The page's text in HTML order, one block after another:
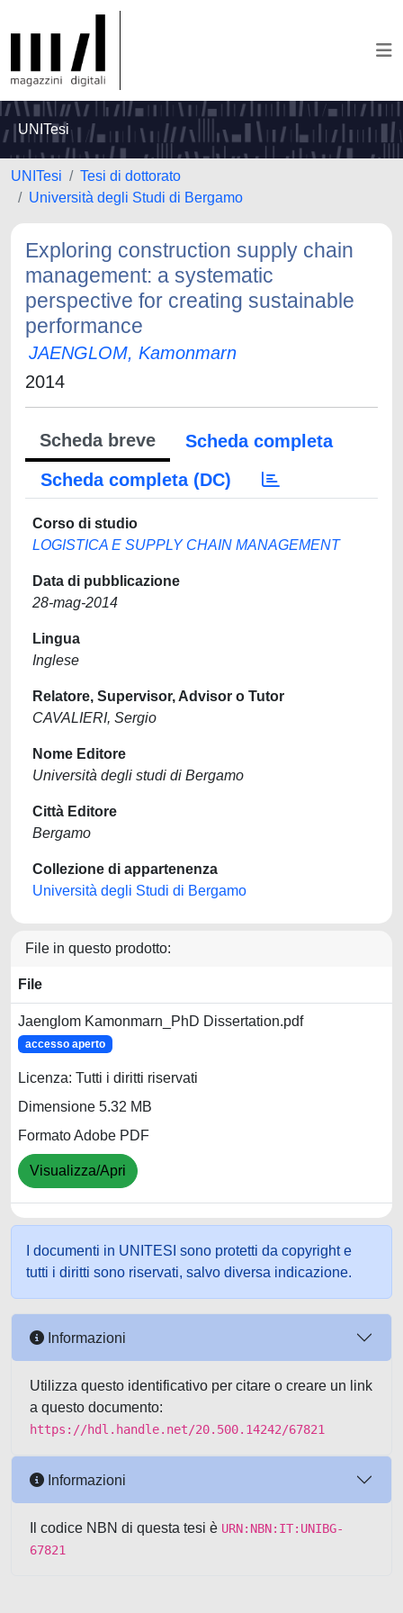
UNITesi
UNITesi
Tesi di dottorato
Università degli Studi di Bergamo
Exploring construction supply chain
management: a systematic
perspective for creating sustainable
performance
JAENGLOM, Kamonmarn
2014
Scheda breve
Scheda completa
Scheda completa (DC)
Corso di studio
LOGISTICA E SUPPLY CHAIN MANAGEMENT
Data di pubblicazione
28-mag-2014
Lingua
Inglese
Relatore, Supervisor, Advisor o Tutor
CAVALIERI, Sergio
Nome Editore
Università degli studi di Bergamo
Città Editore
Bergamo
Collezione di appartenenza
Università degli Studi di Bergamo
File in questo prodotto:
File
Jaenglom Kamonmarn_PhD Dissertation.pdf
accesso aperto
Licenza: Tutti i diritti riservati
Dimensione 5.32 MB
Formato Adobe PDF
Visualizza/Apri
I documenti in UNITESI sono protetti da copyright e
tutti i diritti sono riservati, salvo diversa indicazione.
Informazioni
Utilizza questo identificativo per citare o creare un link
a questo documento:
https://hdl.handle.net/20.500.14242/67821
Informazioni
Il codice NBN di questa tesi è URN:NBN:IT:UNIBG-
67821